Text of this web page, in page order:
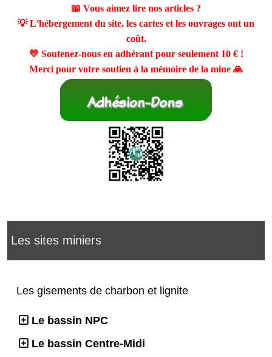
📖 Vous aimez lire nos articles ?
💡 L’hébergement du site, les cartes et les ouvrages ont un
coût.
💛 Soutenez-nous en adhérant pour seulement 10 €!
Merci pour votre soutien à la mémoire de la mine 🙏
Les sites miniers
Les gisements de charbon et lignite
Le bassin NPC
Le bassin Centre-Midi